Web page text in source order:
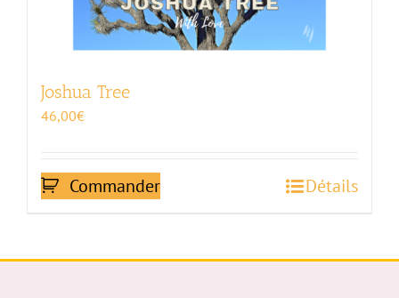
Joshua Tree
46,00€
Commander Détails